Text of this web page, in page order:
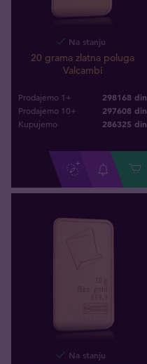
Na stanju
20 grama zlatna poluga
Valcambi
Prodajemo 1+ 298168 din
Prodajemo 10+ 297608 din
Kupujemo 286325 din
Na stanju